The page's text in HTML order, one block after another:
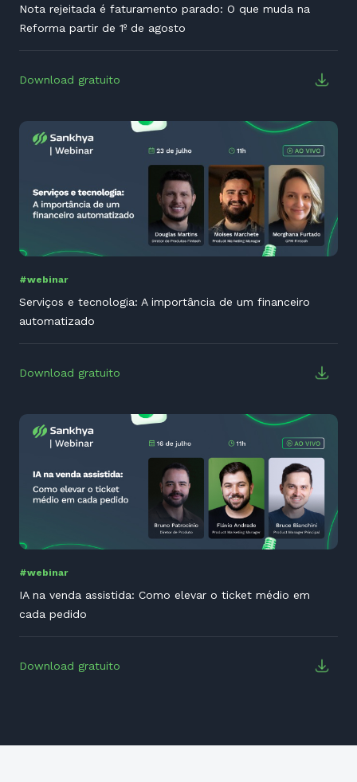
Nota rejeitada é faturamento parado: O que muda na
Reforma partir de 1º de agosto
Download gratuito
#webinar
Serviços e tecnologia: A importância de um financeiro
automatizado
Download gratuito
#webinar
IA na venda assistida: Como elevar o ticket médio em
cada pedido
Download gratuito